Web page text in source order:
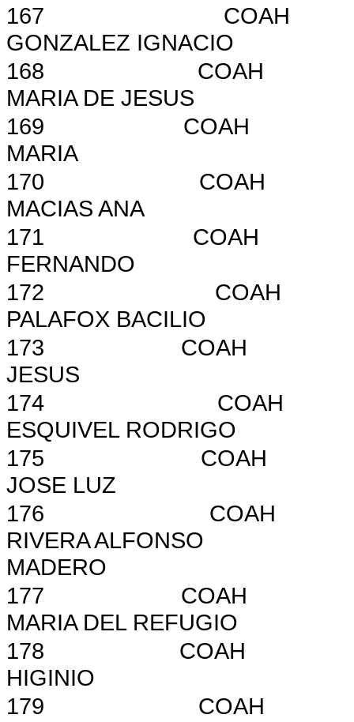
167 COAH
GONZALEZ IGNACIO
168 COAH
MARIA DE JESUS
169 COAH
MARIA
170 COAH
MACIAS ANA
171 COAH
FERNANDO
172 COAH
PALAFOX BACILIO
173 COAH
JESUS
174 COAH
ESQUIVEL RODRIGO
175 COAH
JOSE LUZ
176 COAH
RIVERA ALFONSO
MADERO
177 COAH
MARIA DEL REFUGIO
178 COAH
HIGINIO
179 COAH